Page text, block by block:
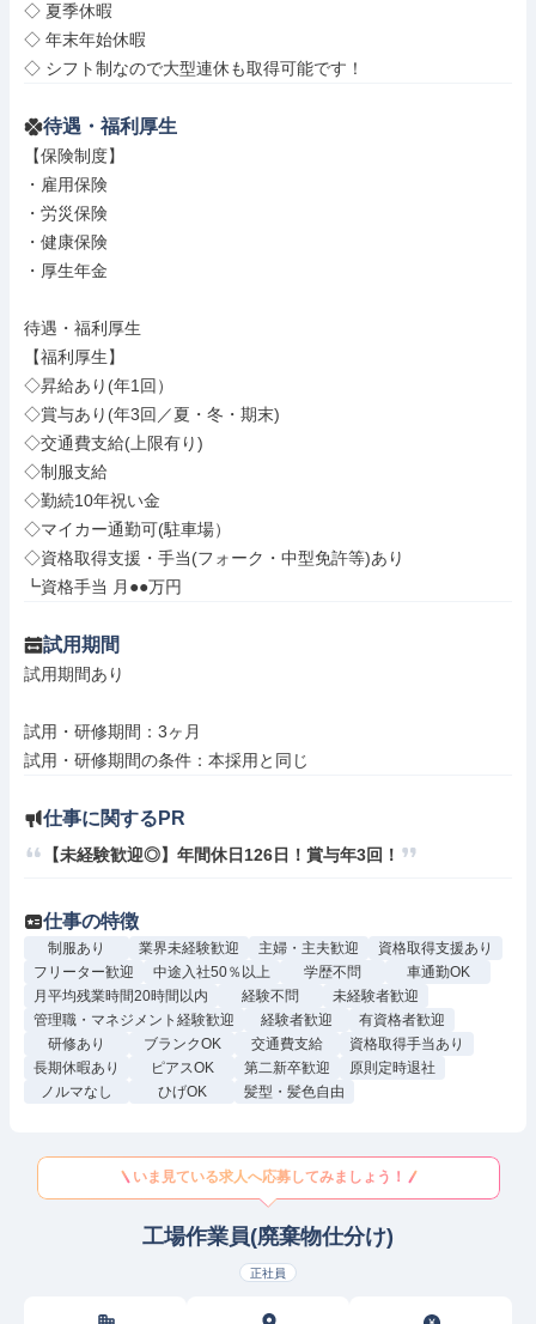
◇ 夏季休暇
◇ 年末年始休暇
◇ シフト制なので大型連休も取得可能です！
待遇・福利厚生
【保険制度】
・雇用保険
・労災保険
・健康保険
・厚生年金
待遇・福利厚生
【福利厚生】
◇昇給あり(年1回）
◇賞与あり(年3回／夏・冬・期末)
◇交通費支給(上限有り)
◇制服支給
◇勤続10年祝い金
◇マイカー通勤可(駐車場）
◇資格取得支援・手当(フォーク・中型免許等)あり
┗資格手当 月●●万円
試用期間
試用期間あり
試用・研修期間：3ヶ月
仕事に関するPR
【未経験歓迎◎】年間休日126日！賞与年3回！
仕事の特徴
制服あり 業界未経験歓迎 主婦・主夫歓迎
資格取得支援あり
フリーター歓迎
中途入社50％以上 学歴不問
車通勤OK
月平均残業時間20時間以内
経験不問
未経験者歓迎
管理職・マネジメント経験歓迎
経験者歓迎
有資格者歓迎
研修あり
ブランクOK 交通費支給
資格取得手当あり
長期休暇あり
ピアスOK 第二新卒歓迎
原則定時退社
ノルマなし
ひげOK 髪型・髪色自由
いま見ている求人へ応募してみましょう！
工場作業員(廃棄物仕分け)
正社員